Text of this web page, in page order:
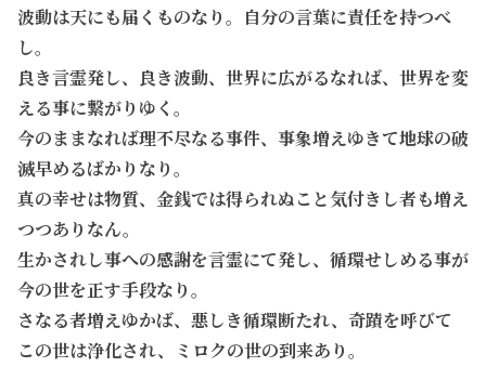
波動は天にも届くものなり。自分の言葉に責任を持つべ
し。
良き言霊発し、良き波動、世界に広がるなれば、世界を変
える事に繋がりゆく。
今のままなれば理不尽なる事件、事象増えゆきて地球の破
滅早めるばかりなり。
真の幸せは物質、金銭では得られぬこと気付きし者も増え
つつありなん。
生かされし事への感謝を言霊にて発し、循環せしめる事が
今の世を正す手段なり。
さなる者増えゆかば、悪しき循環断たれ、奇蹟を呼びて
この世は浄化され、ミロクの世の到来あり。